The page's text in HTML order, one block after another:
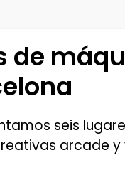
de
seis
arcade y